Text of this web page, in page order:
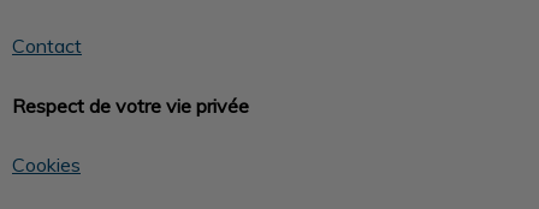
Contact
Respect de votre vie privée
Cookies